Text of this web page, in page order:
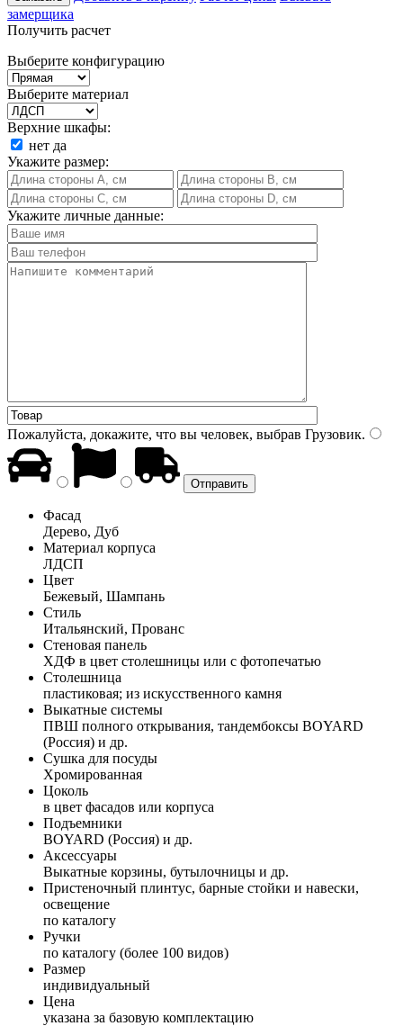
замерщика
Получить расчет
Выберите конфигурацию
Выберите материал
Верхние шкафы:
нет да
Укажите размер:
Укажите личные данные:
Пожалуйста, докажите, что вы человек, выбрав Грузовик.
Фасад
Дерево, Дуб
Материал корпуса
ЛДСП
Цвет
Бежевый, Шампань
Стиль
Итальянский, Прованс
Стеновая панель
ХДФ в цвет столешницы или с фотопечатью
Столешница
пластиковая; из искусственного камня
Выкатные системы
ПВШ полного открывания, тандембоксы BOYARD
(Россия) и др.
Сушка для посуды
Хромированная
Цоколь
в цвет фасадов или корпуса
Подъемники
BOYARD (Россия) и др.
Аксессуары
Выкатные корзины, бутылочницы и др.
Пристеночный плинтус, барные стойки и навески,
освещение
по каталогу
Ручки
по каталогу (более 100 видов)
Размер
индивидуальный
Цена
указана за базовую комплектацию